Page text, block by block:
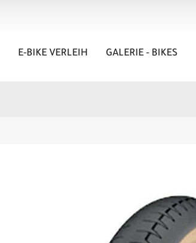
E-BIKE VERLEIH GALERIE - BIKES